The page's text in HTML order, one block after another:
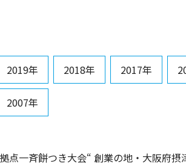
2019年 2018年 2017年
2007年
点一斉餅つき大会“ 創業の地・大阪府